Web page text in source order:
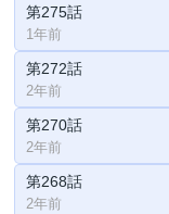
第275話
1年前
第272話
2年前
第270話
2年前
第268話
2年前